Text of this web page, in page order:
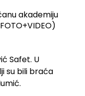
Safet. U
su bili braća